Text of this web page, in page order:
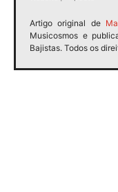
Artigo original de
Musicosmos e
Bajistas. Todos os